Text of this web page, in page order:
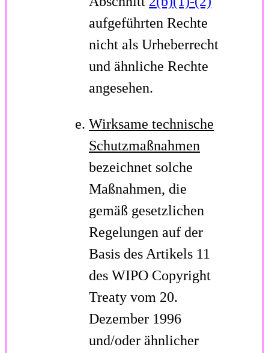
aufgeführten Rechte
nicht als Urheberrecht
und ähnliche Rechte
angesehen.
Wirksame technische
Schutzmaßnahmen
bezeichnet solche
Maßnahmen, die
gemäß gesetzlichen
Regelungen auf der
Basis des Artikels 11
des WIPO Copyright
Treaty vom 20.
Dezember 1996
und/oder ähnlicher